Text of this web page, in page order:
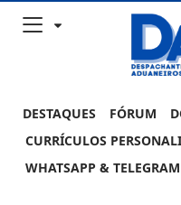
DESTAQUES FÓRUM
CURRÍCULOS
WHATSAPP & TELEGRAM